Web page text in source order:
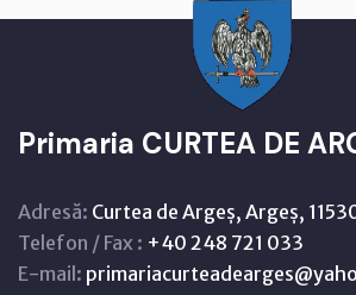
Primaria CURTEA DE
Adresă: Curtea de Argeș, Argeș,
Telefon / Fax : +40 248 721 033
E-mail: